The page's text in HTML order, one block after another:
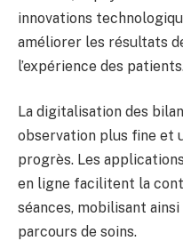
innovations
améliorer les résultats
l’expérience des
La digitalisation des
observation plus fine et
progrès. Les
en ligne facilitent la
séances, mobilisant
parcours de soins.